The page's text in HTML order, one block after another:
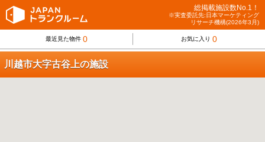
総掲載施設数No.1！
※実査委託先:日本マーケティング
リサーチ機構(2026年3月)
最近見た物件 0 お気に入り 0
川越市大字古谷上の施設